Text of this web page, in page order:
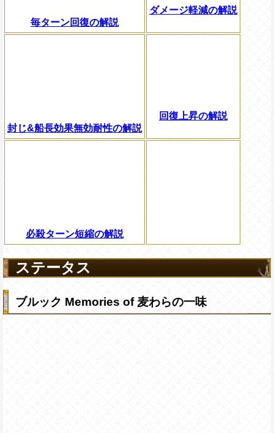
毎ターン回復の解説
ダメージ軽減の解説
封じ&船長効果無効耐性の解説
回復上昇の解説
必殺ターン短縮の解説
ステータス
ブルック Memories of 麦わらの一味